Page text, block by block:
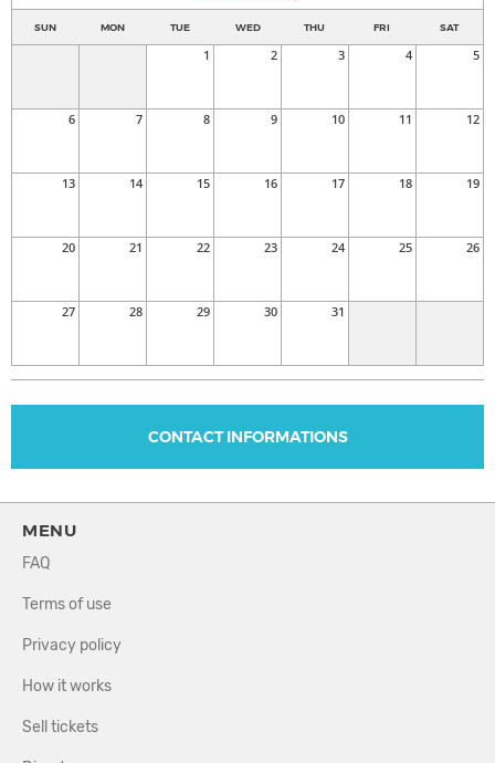
Suivez notre événement surFacebook
SUN MON TUE WED THU FRI SAT
1 2 3 4 5
6 7 8 9 10 11 12
13 14 15 16 17 18 19
20 21 22 23 24 25 26
27 28 29 30 31
CONTACT INFORMATIONS
MENU
FAQ
Terms of use
Privacy policy
How it works
Sell tickets